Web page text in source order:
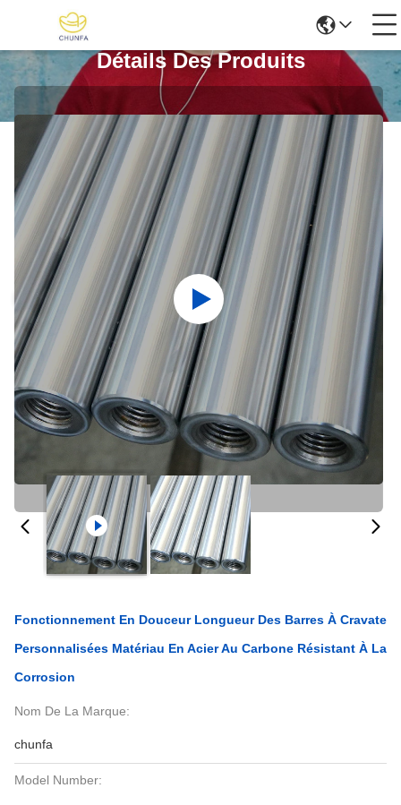
Détails Des Produits
Fonctionnement En Douceur Longueur Des Barres À Cravate
Personnalisées Matériau En Acier Au Carbone Résistant À La
Corrosion
Nom De La Marque:
chunfa
Model Number: